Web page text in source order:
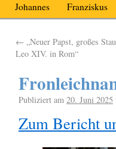
Johannes
Franziskus
← „Neuer Papst, großes
Leo XIV. in Rom“
Publiziert am 20. Juni 2025
Zum Bericht